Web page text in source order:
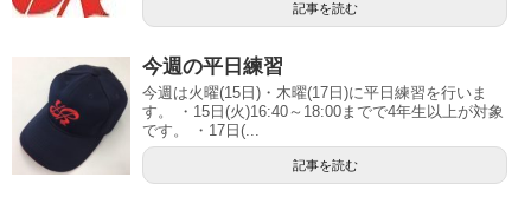
記事を読む
今週の平日練習
今週は火曜(15日)・木曜(17日)に平日練習を行いま
す。 ・15日(火)16:40～18:00までで4年生以上が対象
です。 ・17日(...
記事を読む